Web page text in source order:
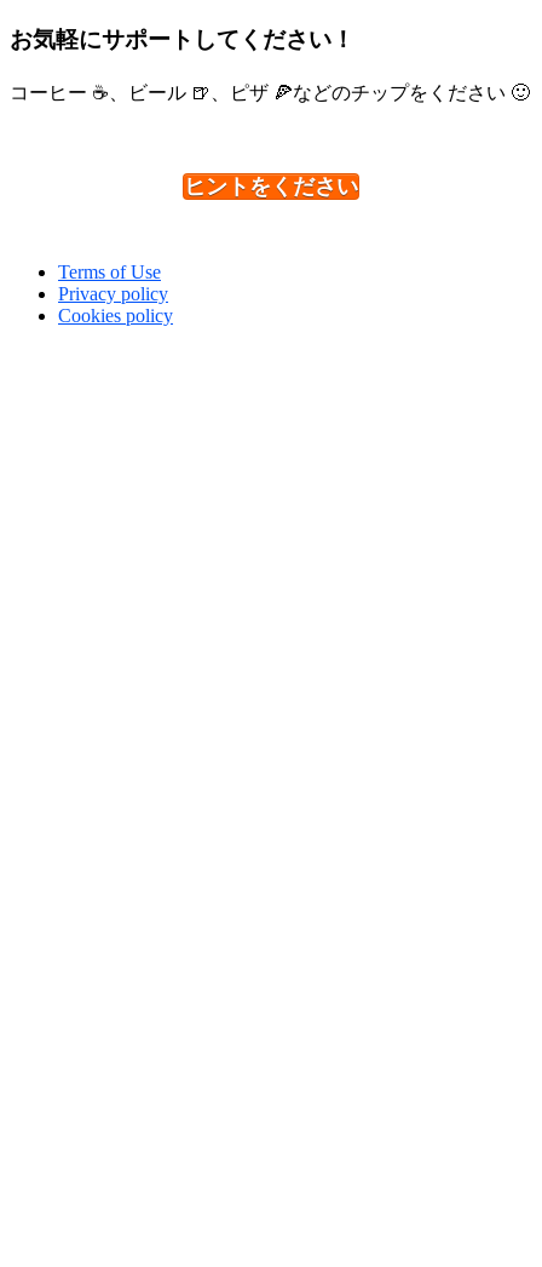
お気軽にサポートしてください！
コーヒー ☕、ビール 🍺、ピザ 🍕などのチップをください 🙂
ヒントをください
Terms of Use
Privacy policy
Cookies policy